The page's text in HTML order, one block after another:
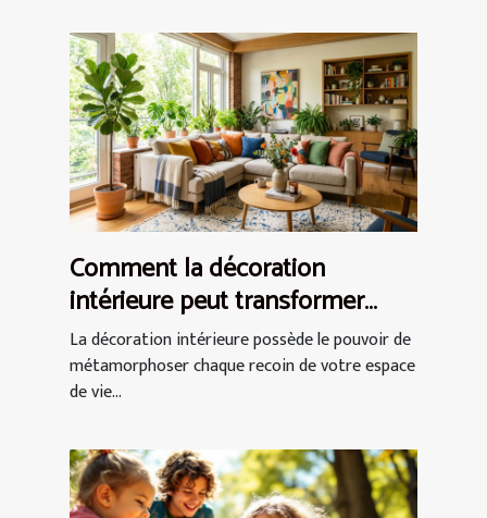
Comment la décoration
intérieure peut transformer
votre espace de vie ?
La décoration intérieure possède le pouvoir de
métamorphoser chaque recoin de votre espace
de vie...